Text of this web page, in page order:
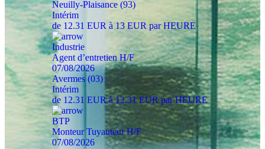
Neuilly-Plaisance (93)
Intérim
de 12.31 EUR à 13 EUR par HEURE
Industrie
Agent d’entretien H/F
07/08/2026
Avermes (03)
Intérim
de 12.31 EUR à 12.31 EUR par HEURE
BTP
Monteur Tuyauteur H/F
07/08/2026